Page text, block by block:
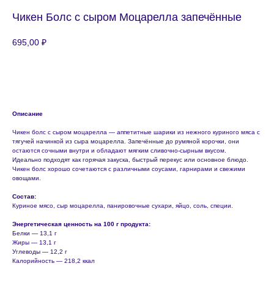
Чикен Болс с сыром Моцарелла запечённые
695,00 ₽
Описание
Чикен болс с сыром моцарелла — аппетитные шарики из нежного куриного мяса с
тягучей начинкой из сыра моцарелла. Запечённые до румяной корочки, они
остаются сочными внутри и обладают мягким сливочно‑сырным вкусом.
Идеально подходят как горячая закуска, быстрый перекус или основное блюдо.
Чикен болс хорошо сочетаются с различными соусами, гарнирами и свежими
овощами.
Состав:
Куриное мясо, сыр моцарелла, панировочные сухари, яйцо, соль, специи.
Энергетическая ценность на 100 г продукта:
Белки — 13,1 г
Жиры — 13,1 г
Углеводы — 12,2 г
Калорийность — 218,2 ккал